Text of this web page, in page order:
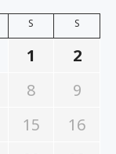
S S
1
2
8
9
15
16